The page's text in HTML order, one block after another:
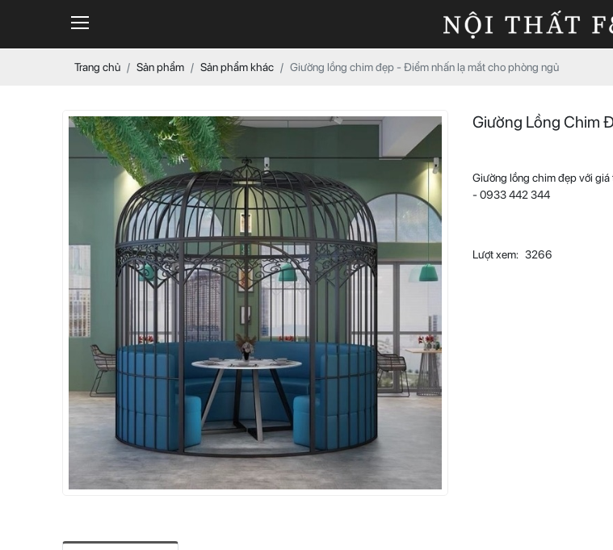
Trang chủ Sản phẩm Sản phẩm khác Giường lồng chim đẹp - Điểm nhấn lạ mắt cho phòng ngủ
Giường Lồng Chim
Giường lồng chim đẹp với
- 0933 442 344
Lượt xem: 3266